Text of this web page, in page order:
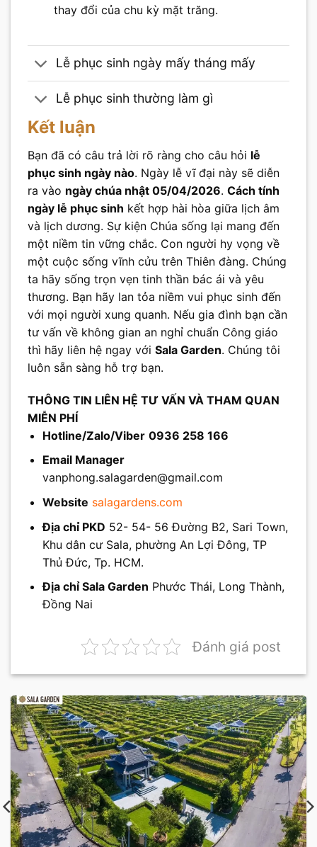
thay đổi của chu kỳ mặt trăng.
Lễ phục sinh ngày mấy tháng mấy
Lễ phục sinh thường làm gì
Kết luận
Bạn đã có câu trả lời rõ ràng cho câu hỏi lễ
phục sinh ngày nào. Ngày lễ vĩ đại này sẽ diễn
ra vào ngày chúa nhật 05/04/2026. Cách tính
ngày lễ phục sinh kết hợp hài hòa giữa lịch âm
và lịch dương. Sự kiện Chúa sống lại mang đến
một niềm tin vững chắc. Con người hy vọng về
một cuộc sống vĩnh cửu trên Thiên đàng. Chúng
ta hãy sống trọn vẹn tinh thần bác ái và yêu
thương. Bạn hãy lan tỏa niềm vui phục sinh đến
với mọi người xung quanh. Nếu gia đình bạn cần
tư vấn về không gian an nghỉ chuẩn Công giáo
thì hãy liên hệ ngay với Sala Garden. Chúng tôi
luôn sẵn sàng hỗ trợ bạn.
THÔNG TIN LIÊN HỆ TƯ VẤN VÀ THAM QUAN
MIỄN PHÍ
Hotline/Zalo/Viber 0936 258 166
Email Manager
vanphong.salagarden@gmail.com
Website salagardens.com
Địa chỉ PKD 52- 54- 56 Đường B2, Sari Town,
Khu dân cư Sala, phường An Lợi Đông, TP
Thủ Đức, Tp. HCM.
Địa chỉ Sala Garden Phước Thái, Long Thành,
Đồng Nai
Đánh giá post